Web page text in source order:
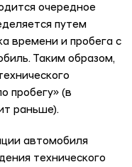
очередное
путем
времени и пробега с
Таким образом,
пробегу» (в
раньше).
автомобиля
технического